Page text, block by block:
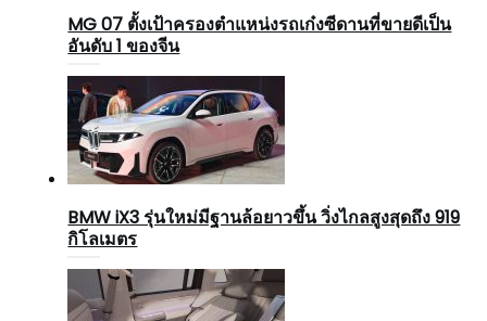
MG 07 ตั้งเป้าครองตำแหน่งรถเก๋งซีดานที่ขายดีเป็น
อันดับ 1 ของจีน
BMW iX3 รุ่นใหม่มีฐานล้อยาวขึ้น วิ่งไกลสูงสุดถึง 919
กิโลเมตร